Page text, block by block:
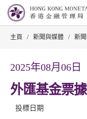
主頁 / 新聞與媒體 / 新
2025年08月06日
外匯基金票
投標日期